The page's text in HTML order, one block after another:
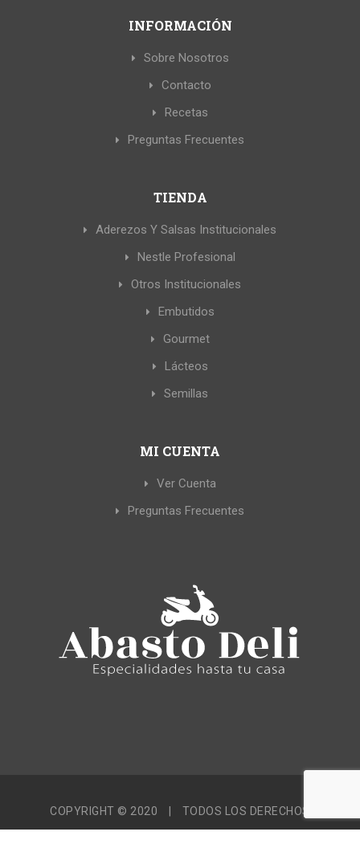
INFORMACIÓN
Sobre Nosotros
Contacto
Recetas
Preguntas Frecuentes
TIENDA
Aderezos Y Salsas Institucionales
Nestle Profesional
Otros Institucionales
Embutidos
Gourmet
Lácteos
Semillas
MI CUENTA
Ver Cuenta
Preguntas Frecuentes
COPYRIGHT © 2020 |
TODOS LOS DERECHOS